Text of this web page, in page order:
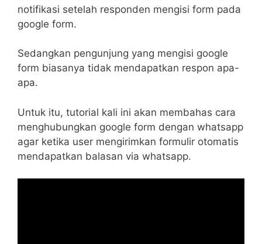
notifikasi setelah responden mengisi form pada
google form.
Sedangkan pengunjung yang mengisi google
form biasanya tidak mendapatkan respon apa-
apa.
Untuk itu, tutorial kali ini akan membahas cara
menghubungkan google form dengan whatsapp
agar ketika user mengirimkan formulir otomatis
mendapatkan balasan via whatsapp.